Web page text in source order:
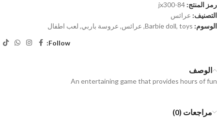
رمز المنتج: jx300-84
التصنيف: عرائس
الوسوم:
Barbie doll, toys
, عرائس, عروسة باربي, لعب اطفال
Follow:
الوصف
An entertaining game that provides hours of fun
مراجعات (0)